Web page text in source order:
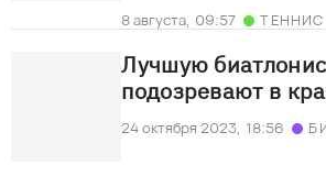
8 августа, 09:57 ТЕННИС
Лучшую
подозревают в
24 октября 2023, 18:56